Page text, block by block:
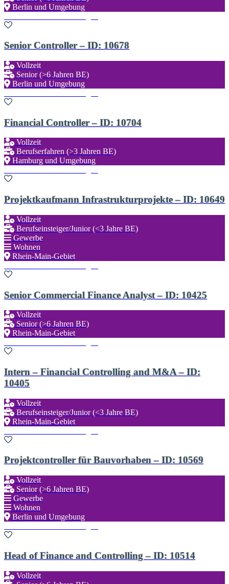
Berlin und Umgebung
Senior Controller – ID: 10678
Vollzeit
Senior (>6 Jahren BE)
Berlin und Umgebung
Financial Controller – ID: 10704
Vollzeit
Berufserfahren (>3 Jahren BE)
Hamburg und Umgebung
Projektkaufmann Infrastrukturprojekte – ID: 10649
Vollzeit
Berufseinsteiger/Junior (<3 Jahre BE)
Gewerbe
Wohnen
Rhein-Main-Gebiet
Senior Commercial Finance Analyst – ID: 10425
Vollzeit
Senior (>6 Jahren BE)
Rhein-Main-Gebiet
Intern – Financial Controlling and M&A – ID:
10405
Vollzeit
Berufseinsteiger/Junior (<3 Jahre BE)
Rhein-Main-Gebiet
Projektcontroller für Bauvorhaben – ID: 10569
Vollzeit
Senior (>6 Jahren BE)
Gewerbe
Wohnen
Berlin und Umgebung
Head of Finance and Controlling – ID: 10514
Vollzeit